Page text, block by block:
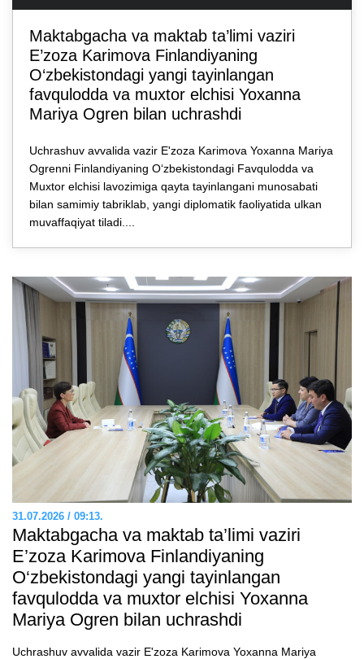
Maktabgacha va maktab ta’limi vaziri
E’zozа Karimova Finlandiyaning
O‘zbekistondagi yangi tayinlangan
favqulodda va muxtor elchisi Yoxanna
Mariya Ogren bilan uchrashdi
Uchrashuv avvalida vazir E'zoza Karimova Yoxanna Mariya
Ogrenni Finlandiyaning O‘zbekistondagi Favqulodda va
Muxtor elchisi lavozimiga qayta tayinlangani munosabati
bilan samimiy tabriklab, yangi diplomatik faoliyatida ulkan
muvaffaqiyat tiladi....
31.07.2026 / 09:13.
Maktabgacha va maktab ta’limi vaziri
E’zozа Karimova Finlandiyaning
O‘zbekistondagi yangi tayinlangan
favqulodda va muxtor elchisi Yoxanna
Mariya Ogren bilan uchrashdi
Uchrashuv avvalida vazir E'zoza Karimova Yoxanna Mariya